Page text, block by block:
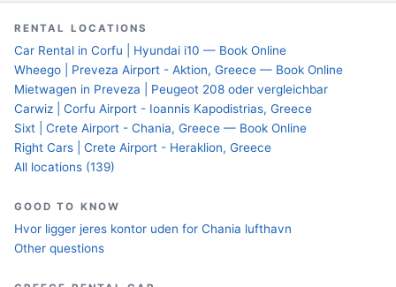
RENTAL LOCATIONS
Car Rental in Corfu | Hyundai i10 — Book Online
Wheego | Preveza Airport - Aktion, Greece — Book Online
Mietwagen in Preveza | Peugeot 208 oder vergleichbar
Carwiz | Corfu Airport - Ioannis Kapodistrias, Greece
Sixt | Crete Airport - Chania, Greece — Book Online
Right Cars | Crete Airport - Heraklion, Greece
All locations (139)
GOOD TO KNOW
Hvor ligger jeres kontor uden for Chania lufthavn
Other questions